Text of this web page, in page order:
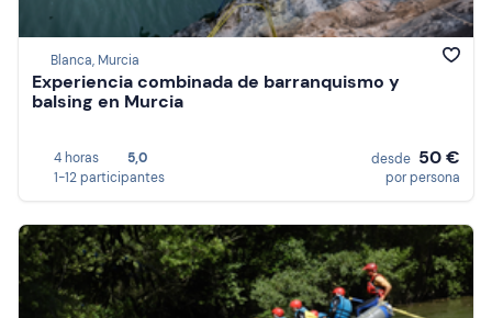
Blanca, Murcia
Experiencia combinada de barranquismo y
balsing en Murcia
4 horas
5,0
1-12 participantes
desde 50 €
por persona